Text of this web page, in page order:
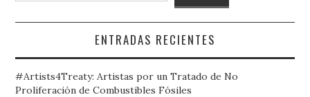
ENTRADAS RECIENTES
#Artists4Treaty: Artistas por un Tratado de No
Proliferación de Combustibles Fósiles